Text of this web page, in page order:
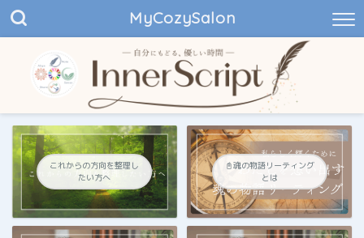
MyCozySalon
これからの方向を整理し
たい方へ
📓魂の物語リーティング
とは